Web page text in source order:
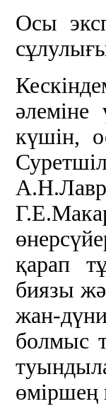
Осы
күшін,
қарап
биязы
жан-
болмыс
өміршең